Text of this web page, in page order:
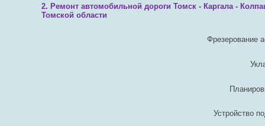
2. Ремонт автомобильной дороги Томск - Каргала -
Томской области
Фрезерование
Устройство